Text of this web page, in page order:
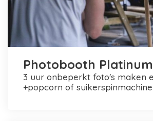
Photobooth Platinum
3 uur onbeperkt foto's maken en printen
+popcorn of suikerspinmachine